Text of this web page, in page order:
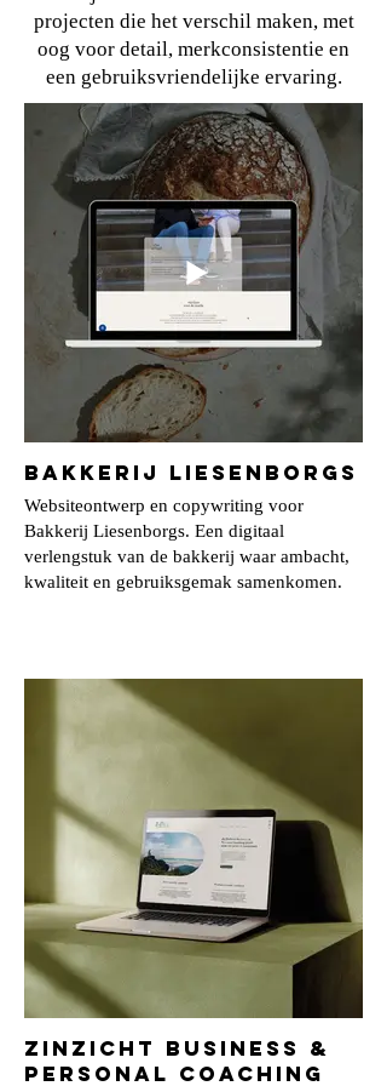
projecten die het verschil maken, met
oog voor detail, merkconsistentie en
een gebruiksvriendelijke ervaring.
Bakkerij Liesenborgs
Websiteontwerp en copywriting voor
Bakkerij Liesenborgs. Een digitaal
verlengstuk van de bakkerij waar ambacht,
kwaliteit en gebruiksgemak samenkomen.
ZinZicht Business &
Personal Coaching